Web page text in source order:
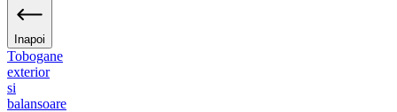
Inapoi
Tobogane
exterior
si
balansoare